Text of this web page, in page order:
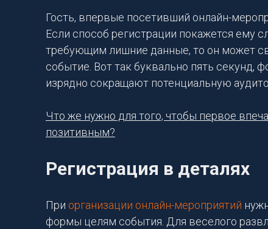
Гость, впервые посетивший онлайн-
Если способ регистрации покажется
требующим лишние данные, то он может
событие. Вот так буквально пять секунд,
изрядно сокращают потенциальную
Что же нужно для того, чтобы первое
позитивным?
Регистрация в деталях
При организации онлайн-мероприятий
формы целям события. Для веселого